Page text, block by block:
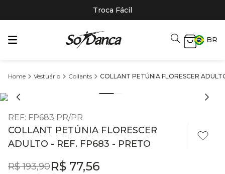
Troca Fácil
BR
Vestuário Collants COLLANT PETÚNIA FLORESCER
REF: FP683 PR/PR
COLLANT PETÚNIA FLORESCER
ADULTO - REF. FP683 - PRETO
R$ 193,90R$ 77,56